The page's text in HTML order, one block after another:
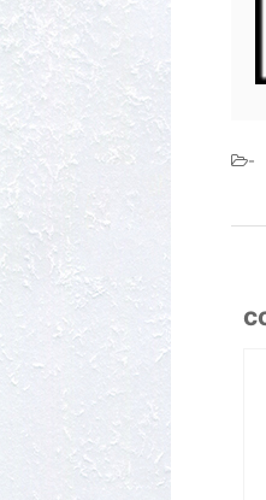
-